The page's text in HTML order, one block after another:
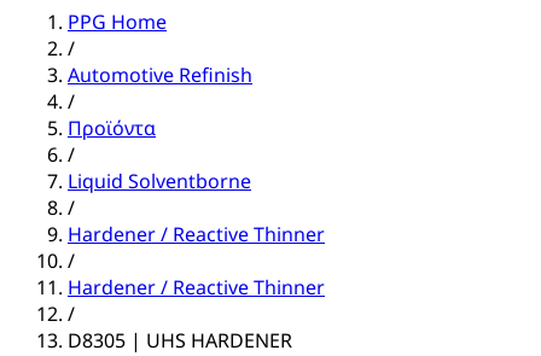
PPG Home
/
Automotive Refinish
/
Προϊόντα
/
Liquid Solventborne
/
Hardener / Reactive Thinner
/
Hardener / Reactive Thinner
/
D8305 | UHS HARDENER